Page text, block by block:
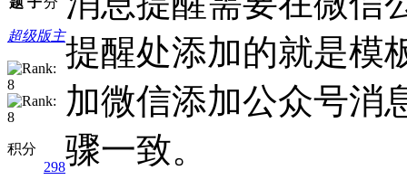
超级版主
积分
298
提醒处添加的就是模
加微信添加公众号消
骤一致。